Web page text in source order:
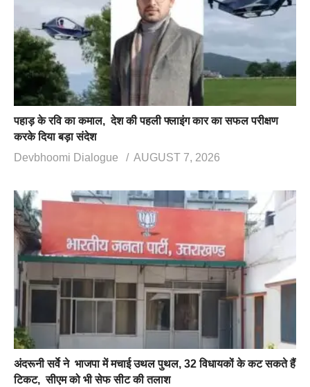
पहाड़ के रवि का कमाल, देश की पहली फ्लाइंग कार का सफल परीक्षण
करके दिया बड़ा संदेश
Devbhoomi Dialogue
AUGUST 7, 2026
अंदरूनी सर्वे ने भाजपा में मचाई उथल पुथल, 32 विधायकों के कट सकते हैं
टिकट, सीएम को भी सेफ सीट की तलाश